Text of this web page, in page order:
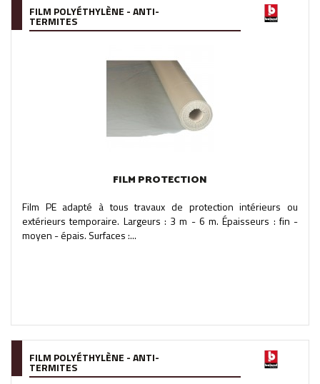
FILM POLYÉTHYLÈNE - ANTI-
TERMITES
FILM PROTECTION
Film PE adapté à tous travaux de protection intérieurs ou
extérieurs temporaire. Largeurs : 3 m - 6 m. Épaisseurs : fin -
moyen - épais. Surfaces :...
FILM POLYÉTHYLÈNE - ANTI-
TERMITES